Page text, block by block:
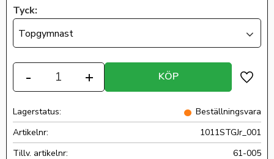
Tyck:
Topgymnast
+
- KÖP
Lägg
Lagerstatus
Beställningsvara
Artikelnr
1011STGJr_001
Tillv. artikelnr
61-005